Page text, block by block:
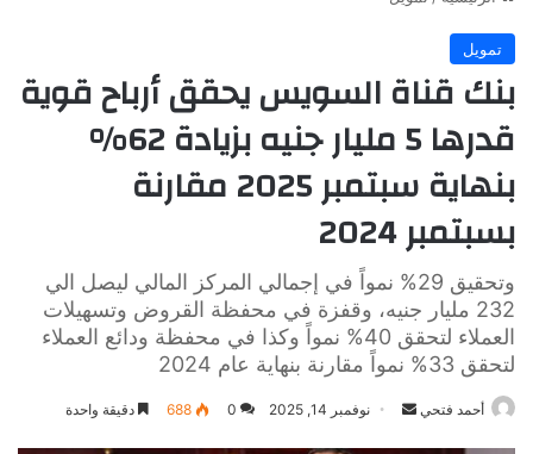
تمويل
بنك قناة السويس يحقق أرباح قوية
قدرها 5 مليار جنيه بزيادة 62%
بنهاية سبتمبر 2025 مقارنة
بسبتمبر 2024
وتحقيق 29% نمواً في إجمالي المركز المالي ليصل الي
232 مليار جنيه، وقفزة في محفظة القروض وتسهيلات
العملاء لتحقق 40% نمواً وكذا في محفظة ودائع العملاء
لتحقق 33% نمواً مقارنة بنهاية عام 2024
أحمد فتحي
أرسل نوفمبر 14, 2025 0
688 دقيقة واحدة